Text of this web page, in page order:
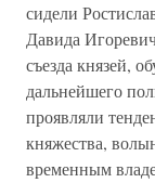
сидели
Давида
съезда князей,
дальнейшего
проявляли
княжества,
временным